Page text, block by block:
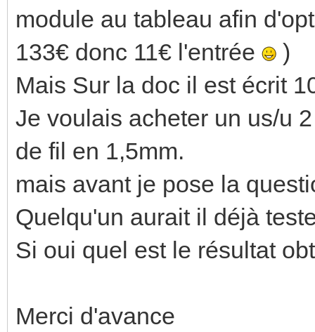
module au tableau afin
133€ donc 11€ l'entrée
)
Mais Sur la doc il est écrit
Je voulais acheter un us/u
de fil en 1,5mm.
mais avant je pose la
Quelqu'un aurait il déjà
Si oui quel est le résultat
Merci d'avance